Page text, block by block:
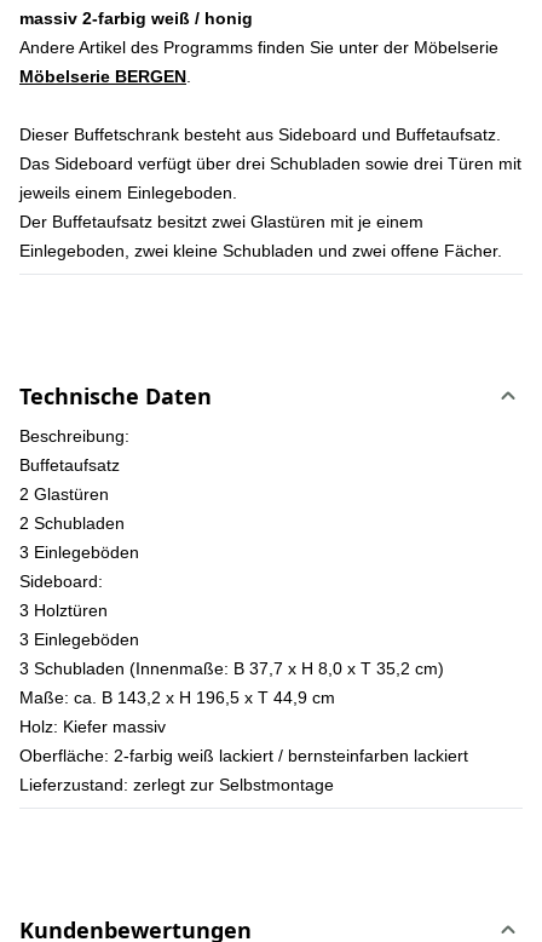
massiv 2-farbig weiß / honig
Andere Artikel des Programms finden Sie unter der Möbelserie
Möbelserie BERGEN
Dieser Buffetschrank besteht aus Sideboard und Buffetaufsatz.
Das Sideboard verfügt über drei Schubladen sowie drei Türen mit
jeweils einem Einlegeboden.
Der Buffetaufsatz besitzt zwei Glastüren mit je einem
Einlegeboden, zwei kleine Schubladen und zwei offene Fächer.
Technische Daten
Beschreibung:
Buffetaufsatz
2 Glastüren
2 Schubladen
3 Einlegeböden
Sideboard:
3 Holztüren
3 Einlegeböden
3 Schubladen (Innenmaße: B 37,7 x H 8,0 x T 35,2 cm)
Maße: ca. B 143,2 x H 196,5 x T 44,9 cm
Holz: Kiefer massiv
Oberfläche: 2-farbig weiß lackiert / bernsteinfarben lackiert
Lieferzustand: zerlegt zur Selbstmontage
Kundenbewertungen